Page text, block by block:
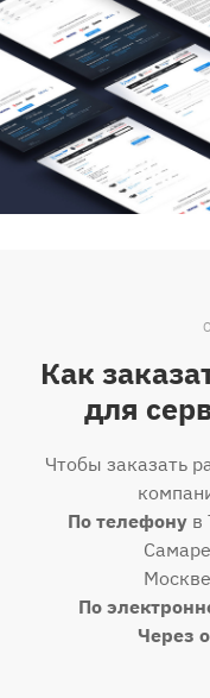
Как
для
Чтобы заказать
По телефонув
По
Через